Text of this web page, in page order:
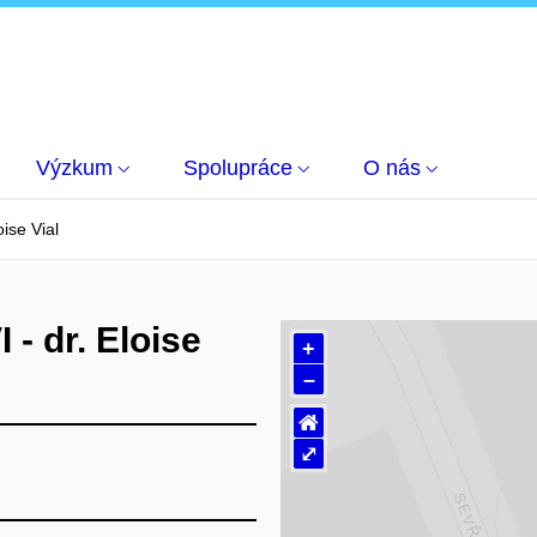
Výzkum Spolupráce O nás
Vial
- dr. Eloise
+
–
⌂
⤢